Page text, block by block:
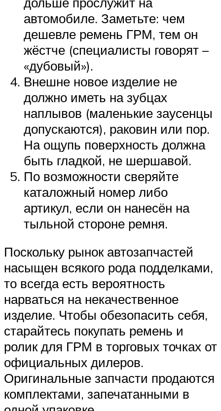
автомобиле. Заметьте: чем
дешевле ремень ГРМ, тем он
жёстче (специалисты говорят –
«дубовый»).
Внешне новое изделие не
должно иметь на зубцах
наплывов (маленькие заусенцы
допускаются), раковин или пор.
На ощупь поверхность должна
быть гладкой, не шершавой.
По возможности сверяйте
каталожный номер либо
артикул, если он нанесён на
тыльной стороне ремня.
Поскольку рынок автозапчастей
насыщен всякого рода подделками,
то всегда есть вероятность
нарваться на некачественное
изделие. Чтобы обезопасить себя,
старайтесь покупать ремень и
ролик для ГРМ в торговых точках от
официальных дилеров.
Оригинальные запчасти продаются
комплектами, запечатанными в